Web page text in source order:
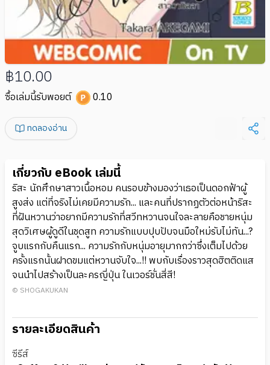
฿10.00
ซื้อเล่มนี้รับพอยต์ 0.10
ทดลองอ่าน
เกี่ยวกับ eBook เล่มนี้
ริสะ นักศึกษาสาวเนื้อหอม คนรอบข้างมองว่าเธอเป็นดอกฟ้าผู้
สูงส่ง แต่ที่จริงไม่เคยมีความรัก... และคนที่ปรากฏตัวต่อหน้าริสะ
ที่ฝันหวานว่าอยากมีความรักที่สวีทหวานจนใจละลายคือชายหนุ่ม
สุดวิเศษผู้ดูดีในชุดสูท ความรักแบบปุบปับจนมือใหม่รับไม่ทัน...?
จูบแรกกับคืนแรก... ความรักกับหนุ่มอายุมากกว่าซึ่งเต็มไปด้วย
ครั้งแรกนั้นฝาดขมแต่หวานจับใจ...!! พบกับเรื่องราวสุดฮิตติดแส
จนนำไปสร้างเป็นละครญี่ปุ่น ในเวอร์ชั่นสี่สี!
© SHOGAKUKAN
รายละเอียดสินค้า
ซีรีส์